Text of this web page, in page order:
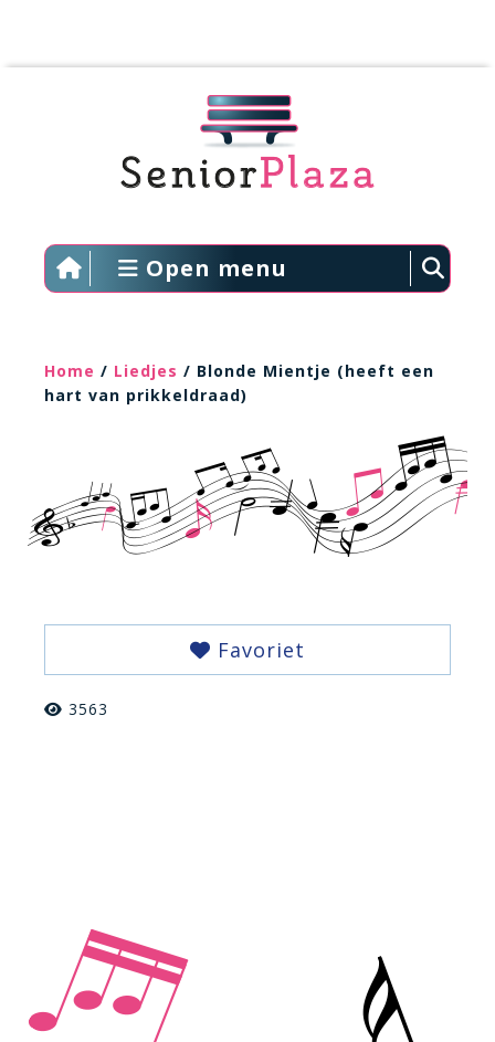
Open menu
Home / Liedjes / Blonde Mientje (heeft een
hart van prikkeldraad)
Favoriet
3563